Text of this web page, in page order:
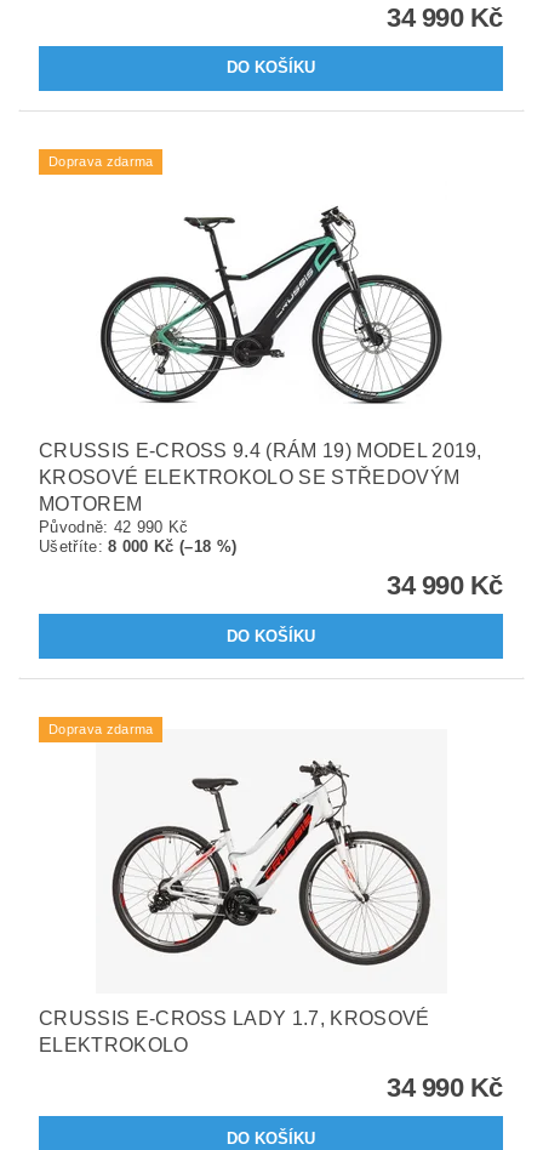
34 990 Kč
Doprava zdarma
CRUSSIS E-CROSS 9.4 (RÁM 19) MODEL 2019,
KROSOVÉ ELEKTROKOLO SE STŘEDOVÝM
MOTOREM
Původně: 42 990 Kč
Ušetříte:8 000 Kč (–18 %)
34 990 Kč
Doprava zdarma
CRUSSIS E-CROSS LADY 1.7, KROSOVÉ
ELEKTROKOLO
34 990 Kč